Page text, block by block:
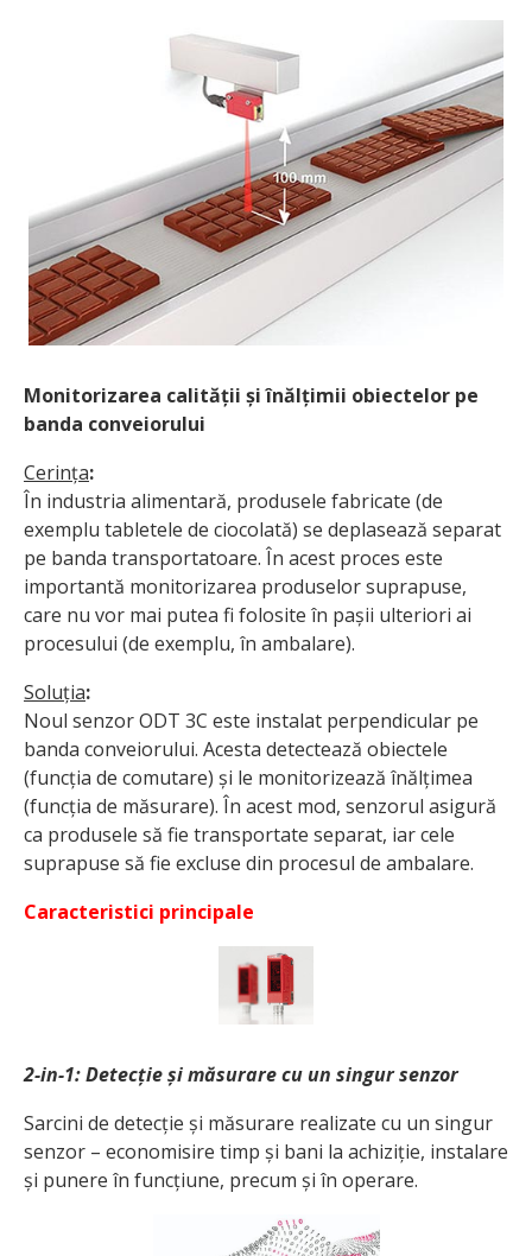
Monitorizarea calității și înălțimii obiectelor pe
banda conveiorului
Cerința:
În industria alimentară, produsele fabricate (de
exemplu tabletele de ciocolată) se deplasează separat
pe banda transportatoare. În acest proces este
importantă monitorizarea produselor suprapuse,
care nu vor mai putea fi folosite în pașii ulteriori ai
procesului (de exemplu, în ambalare).
Soluția:
Noul senzor ODT 3C este instalat perpendicular pe
banda conveiorului. Acesta detectează obiectele
(funcția de comutare) și le monitorizează înălțimea
(funcția de măsurare). În acest mod, senzorul asigură
ca produsele să fie transportate separat, iar cele
suprapuse să fie excluse din procesul de ambalare.
Caracteristici principale
2-in-1: Detecție și măsurare cu un singur senzor
Sarcini de detecție și măsurare realizate cu un singur
senzor – economisire timp și bani la achiziție, instalare
și punere în funcțiune, precum și în operare.